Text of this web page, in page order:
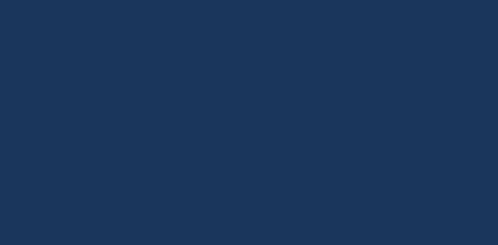
Abstract: Blackwell optimality introduced in 1962
discount factor close to 1, which is also optimal
and connection to control problems with long run
The talk is based on the work with Nicole Bauerle
N. Bauerle, M. Pitera, Ł. Stettner, Blackwell